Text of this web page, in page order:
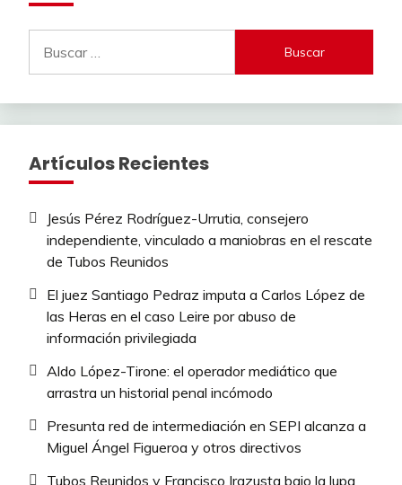
Artículos Recientes
Jesús Pérez Rodríguez-Urrutia, consejero
independiente, vinculado a maniobras en el rescate
de Tubos Reunidos
El juez Santiago Pedraz imputa a Carlos López de
las Heras en el caso Leire por abuso de
información privilegiada
Aldo López-Tirone: el operador mediático que
arrastra un historial penal incómodo
Presunta red de intermediación en SEPI alcanza a
Miguel Ángel Figueroa y otros directivos
Tubos Reunidos y Francisco Irazusta bajo la lupa